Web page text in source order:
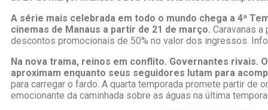
A série mais celebrada em todo o mundo chega a 4ª
cinemas de Manaus a partir de 21 de março. Caravanas
descontos promocionais de 50% no valor dos ingressos.
Na nova trama, reinos em conflito. Governantes rivais.
aproximam enquanto seus seguidores lutam para
para carregar o fardo. A quarta temporada promete partir de
emocionante da caminhada sobre as águas na última